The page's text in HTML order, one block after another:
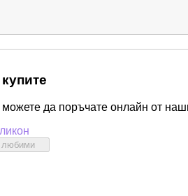
можете да поръчате онлайн от
любими